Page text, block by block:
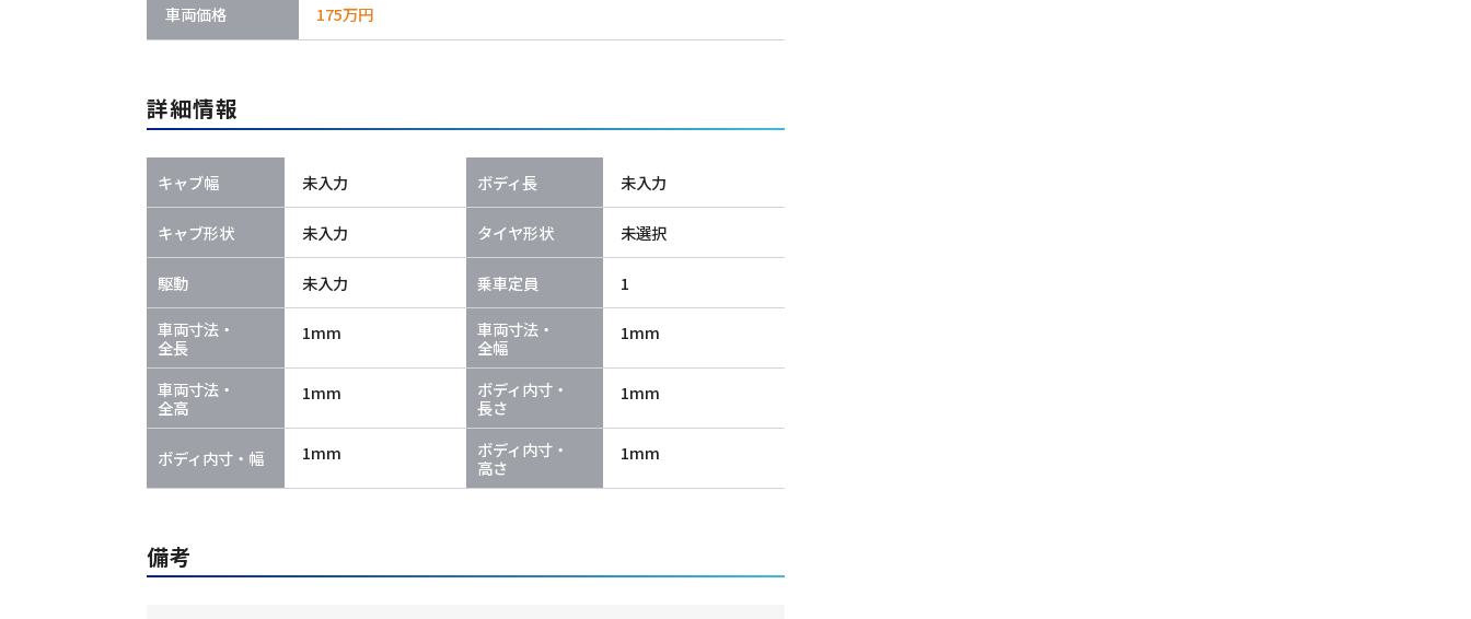
車両価格 175万円
詳細情報
キャブ幅 未入力 ボディ長 未入力
キャブ形状 未入力 タイヤ形状 未選択
駆動 未入力 乗車定員
1
車両寸法・
全長
1mm
車両寸法・
全幅
1mm
車両寸法・
全高
1mm
ボディ内寸・
長さ
1mm
ボディ内寸・幅 1mm
ボディ内寸・
高さ
1mm
備考